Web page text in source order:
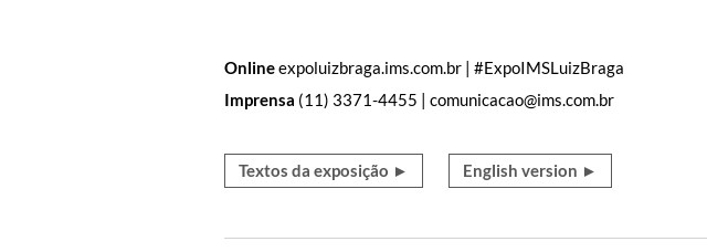
VISITAS MEDIADAS
POR DENTRO DO ACERVO
Onlineexpoluizbraga.ims.com.br | #ExpoIMSLuizBraga
Imprensa (11) 3371-4455 | comunicacao@ims.com.br
Textos da exposição ► English version ►